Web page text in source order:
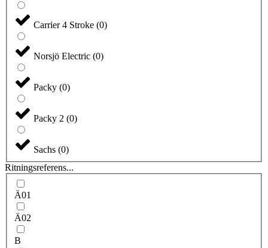
Carrier 4 Stroke (0)
Norsjö Electric (0)
Packy (0)
Packy 2 (0)
Sachs (0)
Ritningsreferens...
Ä01
Ä02
B